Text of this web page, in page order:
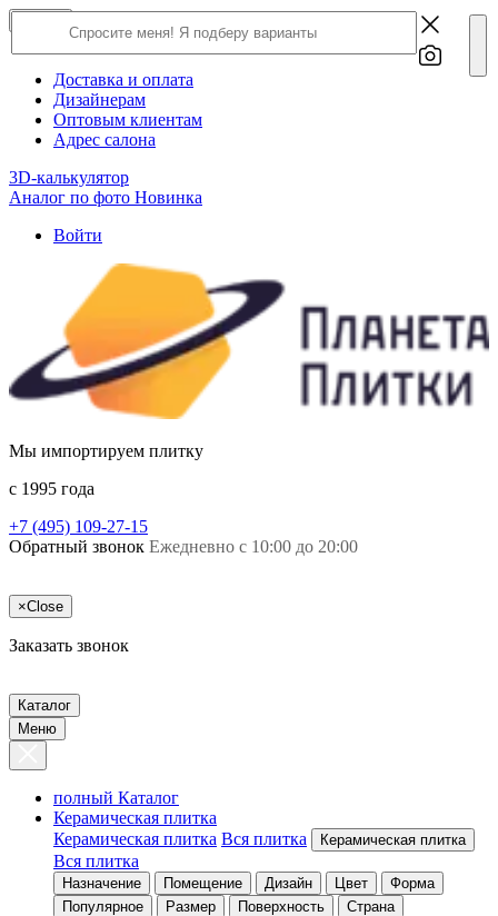
О компании
Доставка и оплата
Дизайнерам
Оптовым клиентам
Адрес салона
3D-калькулятор
Аналог по фото Новинка
Войти
Мы импортируем плитку
c 1995 года
+7 (495) 109-27-15
Обратный звонок Ежедневно с 10:00 до 20:00
×Close
Заказать звонок
Каталог
Меню
полный Каталог
Керамическая плитка
Керамическая плитка Вся плитка Керамическая плитка
Вся плитка
Назначение Помещение Дизайн Цвет
Форма
Популярное
Размер Поверхность Страна